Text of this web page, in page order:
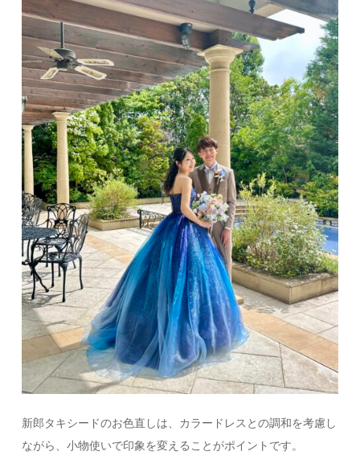
新郎タキシードのお色直しは、カラードレスとの調和を考慮し
ながら、小物使いで印象を変えることがポイントです。